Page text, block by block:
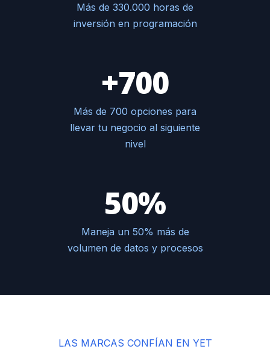
Más de 330.000 horas de
inversión en programación
+700
Más de 700 opciones para
llevar tu negocio al siguiente
nivel
50%
Maneja un 50% más de
volumen de datos y procesos
LAS MARCAS CONFÍAN EN YET